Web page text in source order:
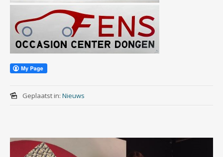
Geplaatst in: Nieuws